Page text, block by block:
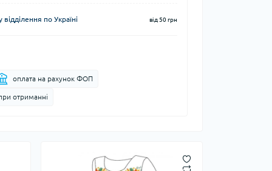
по Україні від 50 грн
оплата на рахунок ФОП
отриманні